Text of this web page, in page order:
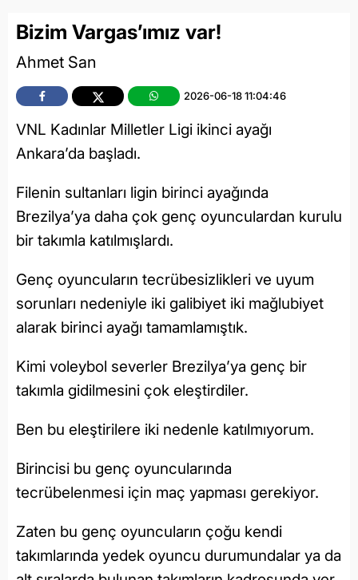
Bizim Vargas’ımız var!
Ahmet San
2026-06-18 11:04:46
VNL Kadınlar Milletler Ligi ikinci ayağı
Ankara’da başladı.
Filenin sultanları ligin birinci ayağında
Brezilya’ya daha çok genç oyunculardan kurulu
bir takımla katılmışlardı.
Genç oyuncuların tecrübesizlikleri ve uyum
sorunları nedeniyle iki galibiyet iki mağlubiyet
alarak birinci ayağı tamamlamıştık.
Kimi voleybol severler Brezilya’ya genç bir
takımla gidilmesini çok eleştirdiler.
Ben bu eleştirilere iki nedenle katılmıyorum.
Birincisi bu genç oyuncularında
tecrübelenmesi için maç yapması gerekiyor.
Zaten bu genç oyuncuların çoğu kendi
takımlarında yedek oyuncu durumundalar ya da